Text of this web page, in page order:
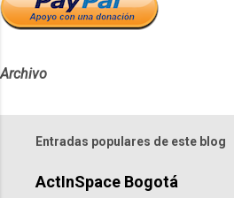
Archivo
Entradas populares de este blog
ActInSpace Bogotá